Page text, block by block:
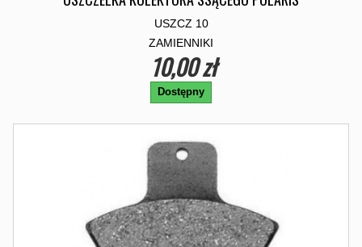
USZCZ 10
ZAMIENNIKI
10,00 zł
Dostępny